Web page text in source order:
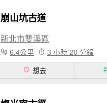
崩山坑古道
新北市雙溪區
6.4公里 3 小時 20 分鐘
想去